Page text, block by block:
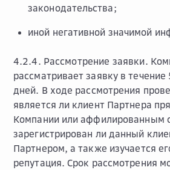
законодательства;
иной негативной значимой
4.2.4. Рассмотрение заявки.
рассматривает заявку в
дней. В ходе рассмотрения
является ли клиент Партнера
Компании или аффилированным
зарегистрирован ли данный
Партнером, а также изучается
репутация. Срок рассмотрения